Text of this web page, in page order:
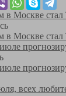
в Москве стал
в Москве стал